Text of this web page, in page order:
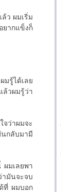
ว ผมเริ่ม
ยากแข็งก็
มรู้ได้เลย
ล้วผมรู้ว่า
จว่าผมจะ
นกลับมามี
ผมเลยพา
ามันจะจบ
ที่ ผมบอก